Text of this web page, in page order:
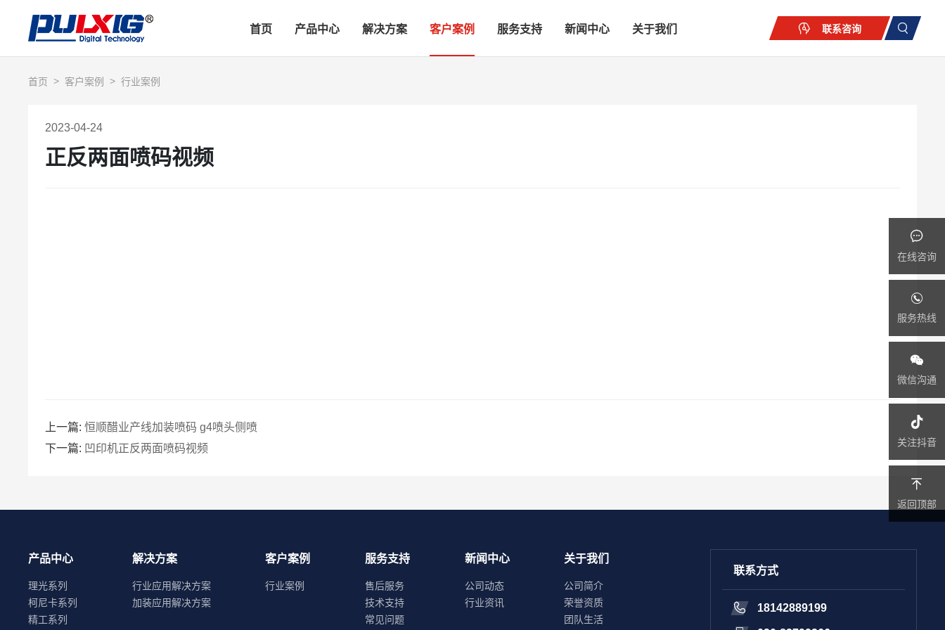
首页 产品中心 解决方案 客户案例 服务支持 新闻中心 关于我们 联系咨询
首页 客户案例 行业案例
2023-04-24
正反两面喷码视频
上一篇: 恒顺醋业产线加装喷码 g4喷头侧喷
下一篇: 凹印机正反两面喷码视频
产品中心
理光系列
柯尼卡系列
精工系列
解决方案
行业应用解决方案
加装应用解决方案
客户案例
行业案例
服务支持
售后服务
技术支持
常见问题
新闻中心
公司动态
行业资讯
关于我们
公司简介
荣誉资质
团队生活
联系方式
18142889199
在线咨询
服务热线
微信沟通
关注抖音
返回顶部